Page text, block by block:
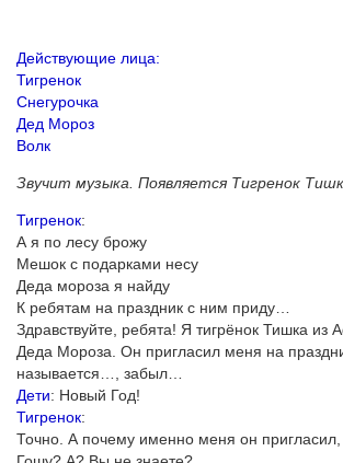
Действующие лица:
Тигренок
Снегурочка
Дед Мороз
Волк
Звучит музыка. Появляется Тигренок
Тигренок:
А я по лесу брожу
Мешок с подарками несу
Деда мороза я найду
К ребятам на праздник с ним приду…
Здравствуйте, ребята! Я тигрёнок Тишка
Деда Мороза. Он пригласил меня на
называется…, забыл…
Дети: Новый Год!
Тигренок:
Точно. А почему именно меня он пригласил,